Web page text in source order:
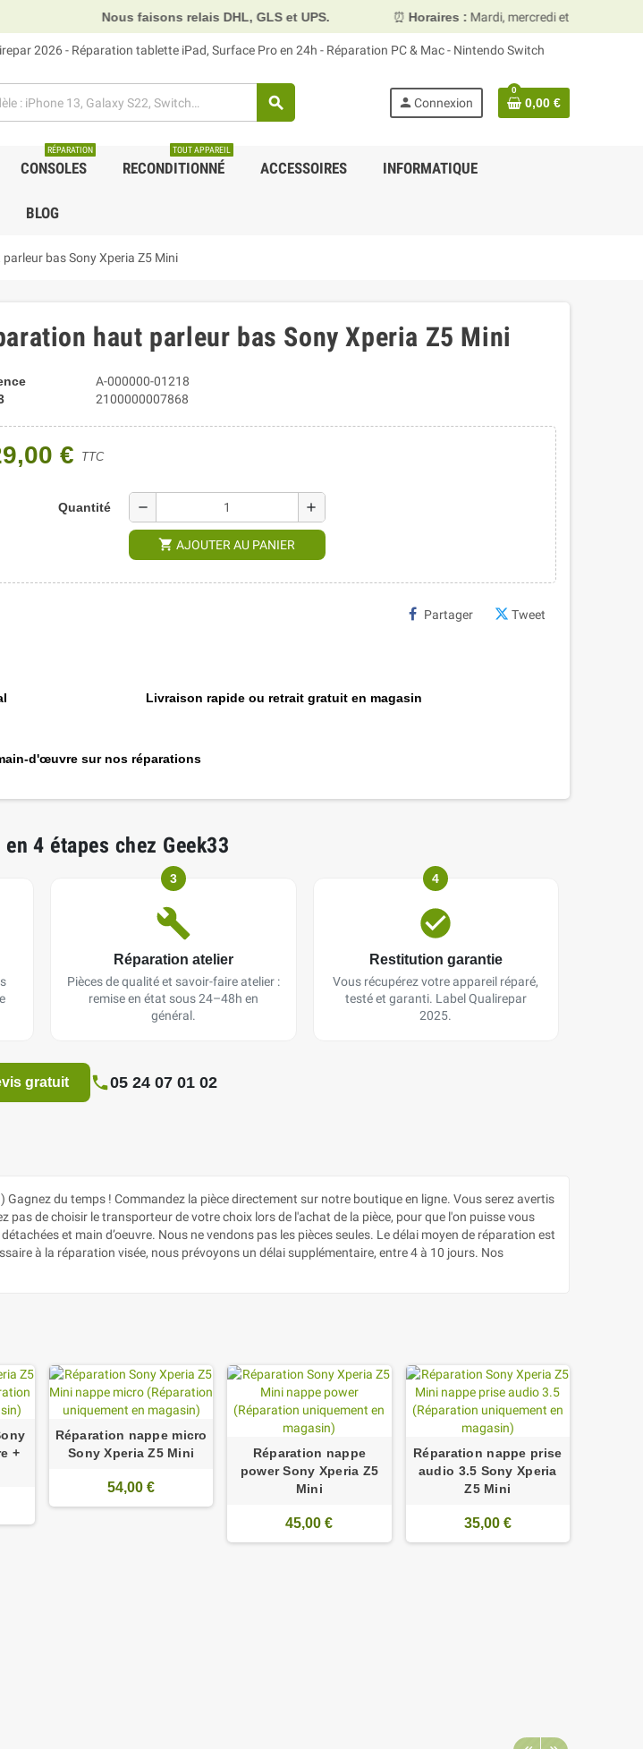
Nous faisons relais DHL, GLS et UPS. ⏰Horaires : Mardi, mercredi et vendredi 10h00–13h30 &
2026 - Réparation tablette iPad, Surface Pro en 24h - Réparation PC & Mac - Nintendo Switch
search person Connexion
0
0,00 €
CONSOLES
RÉPARATION
RECONDITIONNÉ
TOUT APPAREIL
ACCESSOIRES INFORMATIQUE
BLOG
bas Sony Xperia Z5 Mini
haut parleur bas Sony Xperia Z5 Mini
A-000000-01218
2100000007868
€ TTC
Quantité remove add
shopping_cart AJOUTER AU PANIER
Partager Tweet
Livraison rapide ou retrait gratuit en magasin
d'œuvre sur nos réparations
4 étapes chez Geek33
3
Réparation atelier
Pièces de qualité et savoir-faire atelier :
remise en état sous 24–48h en
général.
4
Restitution garantie
Vous récupérez votre appareil réparé,
testé et garanti. Label Qualirepar
2025.
gratuit 05 24 07 01 02
du temps ! Commandez la pièce directement sur notre boutique en ligne. Vous serez avertis
de choisir le transporteur de votre choix lors de l'achat de la pièce, pour que l'on puisse vous
et main d’oeuvre. Nous ne vendons pas les pièces seules. Le délai moyen de réparation est
à la réparation visée, nous prévoyons un délai supplémentaire, entre 4 à 10 jours. Nos
+
Réparation nappe micro
Sony Xperia Z5 Mini
54,00 €
Réparation nappe
power Sony Xperia Z5
Mini
45,00 €
Réparation nappe prise
audio 3.5 Sony Xperia
Z5 Mini
35,00 €